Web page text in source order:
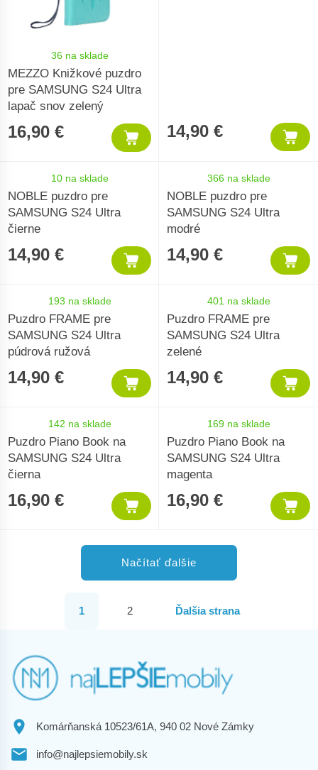
36 na sklade
MEZZO Knižkové puzdro
pre SAMSUNG S24 Ultra
lapač snov zelený
16,90 € 14,90 €
10 na sklade
NOBLE puzdro pre
SAMSUNG S24 Ultra
čierne
14,90 €
366 na sklade
NOBLE puzdro pre
SAMSUNG S24 Ultra
modré
14,90 €
193 na sklade
Puzdro FRAME pre
SAMSUNG S24 Ultra
púdrová ružová
14,90 €
401 na sklade
Puzdro FRAME pre
SAMSUNG S24 Ultra
zelené
14,90 €
142 na sklade
Puzdro Piano Book na
SAMSUNG S24 Ultra
čierna
16,90 €
169 na sklade
Puzdro Piano Book na
SAMSUNG S24 Ultra
magenta
16,90 €
Načítať ďalšie
1 2 Ďalšia strana
Komárňanská 10523/61A, 940 02 Nové Zámky
info@najlepsiemobily.sk